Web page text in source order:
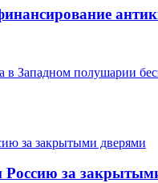
в Западном полушарии
Россию за